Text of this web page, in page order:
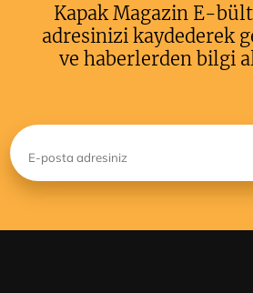
Kapak Magazin E-
adresinizi kaydederek
ve haberlerden bilgi